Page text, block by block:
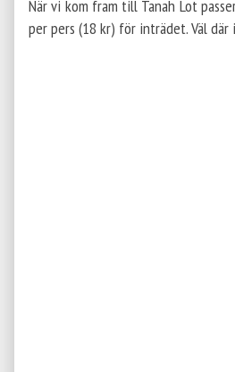
När vi kom fram till Tanah Lot
per pers (18 kr) för inträdet. Väl